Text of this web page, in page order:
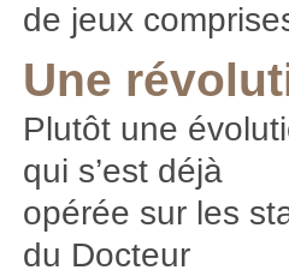
de jeux
Une
Plutôt une
qui s’est déjà
opérée sur les
du Docteur